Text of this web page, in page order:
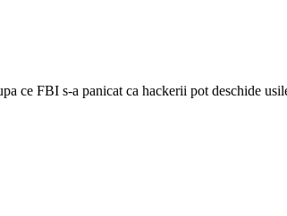
ce FBI s-a panicat ca hackerii pot deschide